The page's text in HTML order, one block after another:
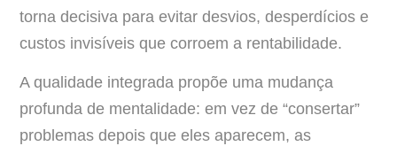
torna decisiva para evitar desvios, desperdícios e
custos invisíveis que corroem a rentabilidade.
A qualidade integrada propõe uma mudança
profunda de mentalidade: em vez de “consertar”
problemas depois que eles aparecem, as